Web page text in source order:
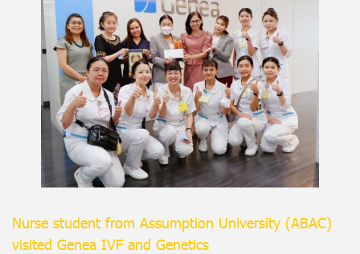
Nurse student from Assumption University (ABAC)
visited Genea IVF and Genetics